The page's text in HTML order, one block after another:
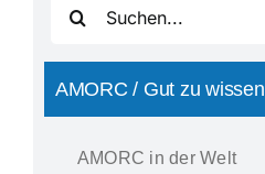
nach:
AMORC / Gut zu wissen
AMORC in der Welt